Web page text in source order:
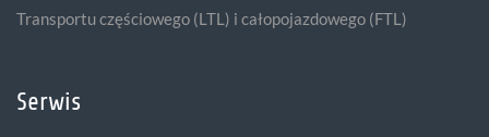
Transportu częściowego (LTL) i całopojazdowego (FTL)
Serwis